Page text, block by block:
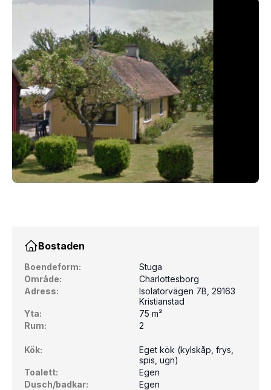
Bostaden
Boendeform:
Stuga
Område:
Charlottesborg
Adress:
Isolatorvägen 7B, 29163
Kristianstad
Yta:
75 m²
Rum:
2
Kök:
Eget kök (kylskåp, frys,
spis, ugn)
Toalett:
Egen
Dusch/badkar:
Egen